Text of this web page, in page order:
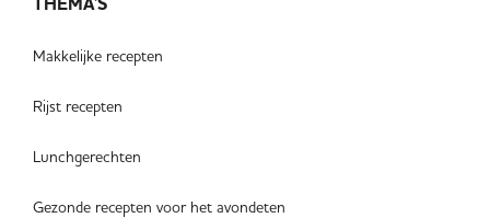
Makkelijke recepten
Rijst recepten
Lunchgerechten
Gezonde recepten voor het avondeten